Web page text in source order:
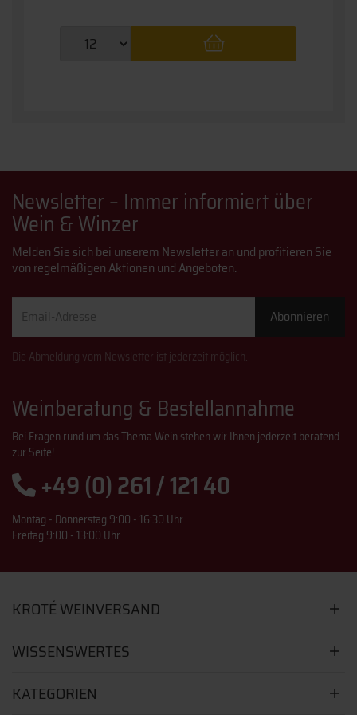
Newsletter – Immer informiert über
Wein & Winzer
Melden Sie sich bei unserem Newsletter an und profitieren Sie
von regelmäßigen Aktionen und Angeboten.
Adresse
Abonnieren
Die Abmeldung vom Newsletter ist jederzeit möglich.
Weinberatung & Bestellannahme
Bei Fragen rund um das Thema Wein stehen wir Ihnen jederzeit beratend
zur Seite!
+49 (0) 261 / 121 40
Montag - Donnerstag 9:00 - 16:30 Uhr
Freitag 9:00 - 13:00 Uhr
KROTÉ WEINVERSAND
WISSENSWERTES
KATEGORIEN